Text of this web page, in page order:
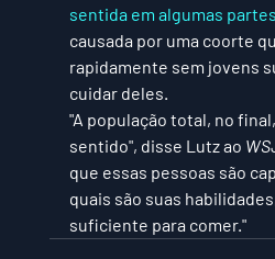
sentida em algumas
causada por uma coorte
rapidamente sem jovens
cuidar deles.
"A população total, no
sentido", disse Lutz ao
que essas pessoas são
quais são suas
suficiente para comer."